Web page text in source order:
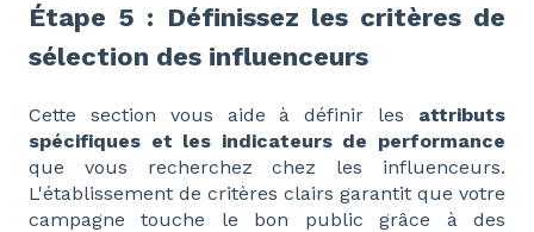
Étape 5 : Définissez les critères de
sélection des influenceurs
Cette section vous aide à définir les attributs
spécifiques et les indicateurs de performance
que vous recherchez chez les influenceurs.
L'établissement de critères clairs garantit que votre
campagne touche le bon public grâce à des